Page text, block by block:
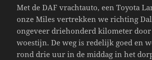
Met de DAF vrachtauto, een Toyota
onze Miles vertrekken we richting
ongeveer driehonderd kilometer
woestijn. De weg is redelijk goed en
rond drie uur in de middag in het